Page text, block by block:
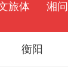
旅体 湘问
衡阳